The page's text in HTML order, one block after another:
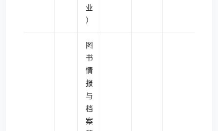
业
）
图
书
情
报
与
档
案